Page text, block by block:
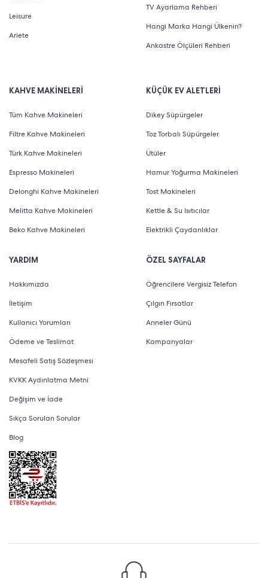
Leisure
Ariete
TV Ayarlama Rehberi
Hangi Marka Hangi Ülkenin?
Ankastre Ölçüleri Rehberi
KAHVE MAKİNELERİ
Tüm Kahve Makineleri
Filtre Kahve Makineleri
Türk Kahve Makineleri
Espresso Makineleri
Delonghi Kahve Makineleri
Melitta Kahve Makineleri
Beko Kahve Makineleri
YARDIM
Hakkımızda
İletişim
Kullanıcı Yorumları
Ödeme ve Teslimat
Mesafeli Satış Sözleşmesi
KVKK Aydınlatma Metni
Değişim ve İade
Sıkça Sorulan Sorular
Blog
KÜÇÜK EV ALETLERİ
Dikey Süpürgeler
Toz Torbalı Süpürgeler
Ütüler
Hamur Yoğurma Makineleri
Tost Makineleri
Kettle & Su Isıtıcılar
Elektrikli Çaydanlıklar
ÖZEL SAYFALAR
Öğrencilere Vergisiz Telefon
Çılgın Fırsatlar
Anneler Günü
Kampanyalar